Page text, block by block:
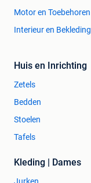
Motor en Toebehoren
Interieur en Bekleding
Huis en Inrichting
Zetels
Bedden
Stoelen
Tafels
Kleding | Dames